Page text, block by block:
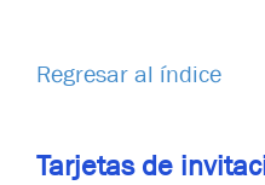
Regresar al índice
Tarjetas de